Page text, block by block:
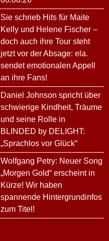
Sie schrieb Hits für Maite
Kelly und Helene Fischer –
doch auch ihre Tour steht
jetzt vor der Absage: ela.
sendet emotionalen Appell
an ihre Fans!
Daniel Johnson spricht über
schwierige Kindheit, Träume
und seine Rolle in
BLINDED by DELIGHT:
„Sprachlos vor Glück“
Wolfgang Petry: Neuer Song
„Morgen Gold“ erscheint in
Kürze! Wir haben
spannende Hintergrundinfos
zum Titel!